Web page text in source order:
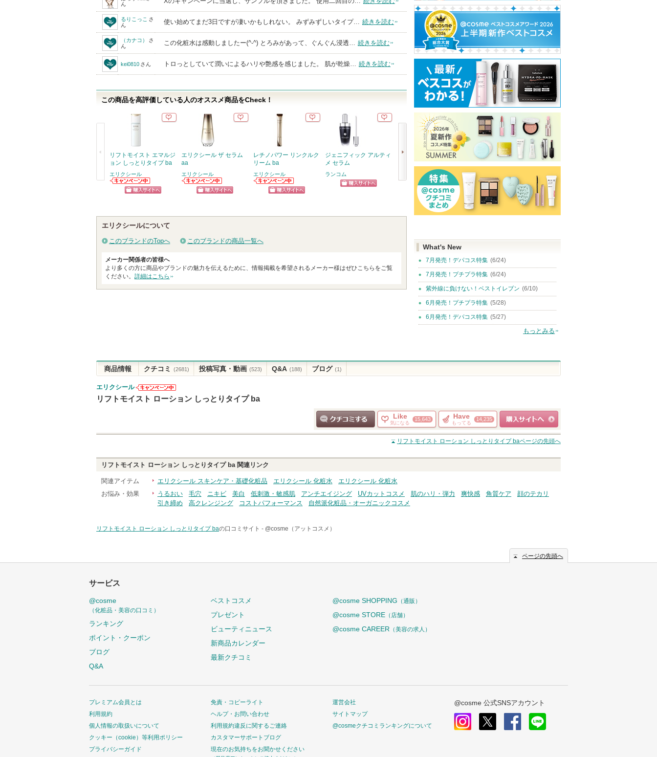
す
ん
るりこっこ さ
ん
使い始めてまだ3日ですが凄いかもしれない。 みずみずしいタイプ… 続きを読む
（カナコ）
さ
ん
この化粧水は感動しましたー(^-^) とろみがあって、ぐんぐん浸透… 続きを読む
kei0810 さん トロっとしていて潤いによるハリや艶感を感じました。 肌が乾燥… 続きを読む
この商品を高評価している人のオススメ商品をCheck！
リフトモイスト エマルジ
ョン しっとりタイプ ba
エリクシール
エリクシールか
らのお知らせが
エリクシール ザ セラム
aa
エリクシール
エリクシールか
らのお知らせが
レチノパワー リンクルク
リーム ba
エリクシール
エリクシールか
らのお知らせが
ジェニフィック アルティ
メ セラム
ランコム
スキンクリア クレンズ
オイル アロマタイプ リ
フレシングシトラスの香
り
アテニア
アテニアからの
お知らせがあり
ます
ショッピン
スーパーラメラシャンプ
ー&EXモイストトリート
メント ＦＯＲ ＤＡＩＬ
Ｙ ＤＡＭＡＧＥ
THE ANSWER
THE ANSWERか
らのお知らせが
ありますショッピン
薬用 美白美容液（医薬部
外品）メラノフォーカス
HAKU
グサイトへ
エリクシールについて
このブランドのTopへ このブランドの商品一覧へ
メーカー関係者の皆様へ
より多くの方に商品やブランドの魅力を伝えるために、情報掲載を希望されるメーカー様はぜひこちらをご覧
ください。 詳細はこちら
What's New
7月発売！デパコス特集 (6/24)
7月発売！プチプラ特集 (6/24)
紫外線に負けない！ベストイレブン (6/10)
6月発売！プチプラ特集 (5/28)
6月発売！デパコス特集 (5/27)
もっとみる
商品情報 クチコミ (2681) 投稿写真・動画 (523) Q&A (188) ブログ (1)
エリクシール
エリクシール
リフトモイスト ローション しっとりタイプ ba
クチコミする
Like
気になる
15,643 Have
もってる
14,235
ショッピングサイト
へ
リフトモイスト ローション しっとりタイプ baページの先頭へ
リフトモイスト ローション しっとりタイプ ba関連リンク
関連アイテム エリクシール スキンケア・基礎化粧品 エリクシール 化粧水
エリクシール 化粧水
お悩み・効果
うるおい 毛穴 ニキビ 美白 低刺激・敏感肌 アンチエイジング UVカットコスメ 肌のハリ・弾力 爽快感 角質ケア
顔のテカリ
引き締め
高クレンジング コストパフォーマンス 自然派化粧品・オーガニックコスメ
リフトモイスト ローション しっとりタイプ baの口コミサイト - @cosme（アットコスメ）
ページの先頭へ
サービス
@cosme
（化粧品・美容の口コミ）
ランキング
ポイント・クーポン
ブログ
Q&A
ベストコスメ
プレゼント
ビューティニュース
新商品カレンダー
最新クチコミ
@cosme SHOPPING （通販）
@cosme STORE （店舗）
@cosme CAREER （美容の求人）
プレミアム会員とは
利用規約
個人情報の取扱いについて
クッキー（cookie）等利用ポリシー
プライバシーガイド
免責・コピーライト
ヘルプ・お問い合わせ
利用規約違反に関するご連絡
カスタマーサポートブログ
現在のお気持ちをお聞かせください
運営会社
サイトマップ
@cosmeクチコミランキングについて
@cosme 公式SNSアカウント